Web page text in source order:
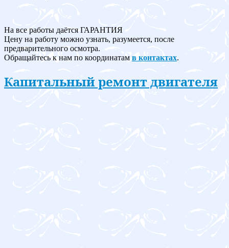
На все работы даётся ГАРАНТИЯ
Цену на работу можно узнать, разумеется, после
предварительного осмотра.
Обращайтесь к нам по координатам в контактах.
Капитальный ремонт двигателя